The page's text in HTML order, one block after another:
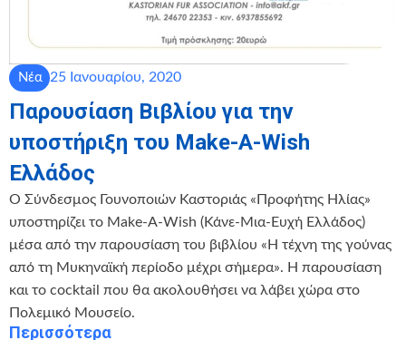
Νέα 25 Ιανουαρίου, 2020
Παρουσίαση Βιβλίου για την
υποστήριξη του Make-A-Wish
Ελλάδος
Ο Σύνδεσμος Γουνοποιών Καστοριάς «Προφήτης Ηλίας»
υποστηρίζει το Make-A-Wish (Κάνε-Μια-Ευχή Ελλάδος)
μέσα από την παρουσίαση του βιβλίου «Η τέχνη της γούνας
από τη Μυκηναϊκή περίοδο μέχρι σήμερα». Η παρουσίαση
και το cocktail που θα ακολουθήσει να λάβει χώρα στο
Πολεμικό Μουσείο.
Περισσότερα